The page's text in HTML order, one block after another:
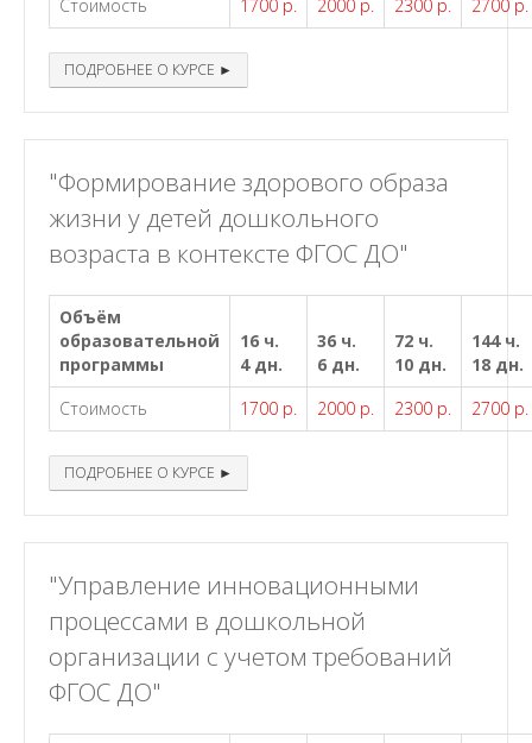
Стоимость
1700 р. 2000 р. 2300 р. 2700 р.
ПОДРОБНЕЕ О КУРСЕ ►
"Формирование здорового образа
жизни у детей дошкольного
возраста в контексте ФГОС ДО"
Объём
образовательной
программы
16 ч.
4 дн.
36 ч.
6 дн.
72 ч.
10 дн.
144 ч.
18 дн.
Стоимость
1700 р. 2000 р. 2300 р. 2700 р.
ПОДРОБНЕЕ О КУРСЕ ►
"Управление инновационными
процессами в дошкольной
организации с учетом требований
ФГОС ДО"